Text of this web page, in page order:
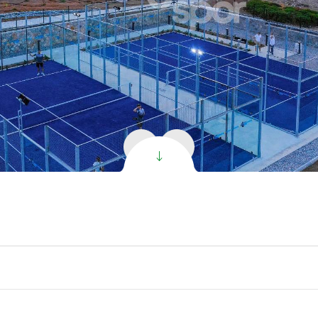
Artificial
Super C PR
Super V PR
Césped
Césped de Fútbol